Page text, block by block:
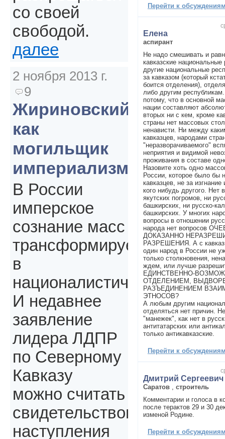
Перейти к
Елена
аспирант
Не надо смешивать и
кавказские
другие национальные
за кавказом (который
боится отделения),
либо другим
потому, что в основной
нации составляют
вторых ни с кем, кроме
страны нет массовых
ненависти. Ни между
кавказцев, народами
"неразворачиваемого"
неприятия и видимой
проживания в составе
Назовите хоть одно
России, которое было бы
кавказцев, не за
кого нибудь другого. Нет
якутских погромов, ни
башкирских, ни русско-
башкирских. У многих
вопросы в отношении
народа нет вопросов
ДОКАЗАННО
РАЗРЕШЕНИЯ. А с
один народ в России не
только столкновения,
ждем, или лучше
ЕДИНСТВЕННО-
ОТДЕЛЕНИЕМ,
РАЗЪЕДИНЕНИЕМ
ЭТНОСОВ?
А любым другим
отделяться нет причин.
"манежек", как нет в
антитатарских или
только антикавказские.
Перейти к
Дмитрий Сергеевич
Саратов
строитель
Комментарии и голоса в
после терактов 29 и 30
изменой Родине.
Перейти к
со своей
свободой.
далее
2 ноября 2013 г.
9
Жириновский
как
могильщик
империализма
В России
имперское
сознание масс
трансформируется
в
националистическое.
И недавнее
заявление
лидера ЛДПР
по Северному
Кавказу
можно считать
свидетельством
наступления